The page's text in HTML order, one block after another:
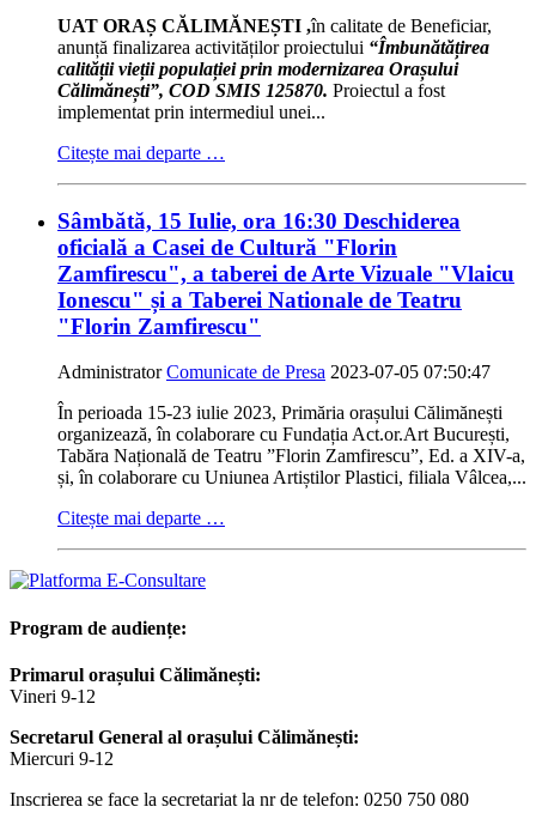
UAT ORAȘ CĂLIMĂNEȘTI ,în calitate de Beneficiar,
anunță finalizarea activităților proiectului “Îmbunătățirea
calității vieții populației prin modernizarea Orașului
Călimănești”, COD SMIS 125870. Proiectul a fost
implementat prin intermediul unei...
Citește mai departe …
Sâmbătă, 15 Iulie, ora 16:30 Deschiderea
oficială a Casei de Cultură "Florin
Zamfirescu", a taberei de Arte Vizuale "Vlaicu
Ionescu" și a Taberei Nationale de Teatru
"Florin Zamfirescu"
AdministratorComunicate de Presa 2023-07-05 07:50:47
În perioada 15-23 iulie 2023, Primăria orașului Călimănești
organizează, în colaborare cu Fundația Act.or.Art București,
Tabăra Națională de Teatru ”Florin Zamfirescu”, Ed. a XIV-a,
și, în colaborare cu Uniunea Artiștilor Plastici, filiala Vâlcea,...
Citește mai departe …
Program de audiențe:
Primarul orașului Călimănești:
Vineri 9-12
Secretarul General al orașului Călimănești:
Miercuri 9-12
Inscrierea se face la secretariat la nr de telefon: 0250 750 080